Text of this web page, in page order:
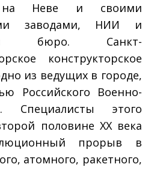
на Неве и своими
заводами, НИИ и
бюро. Санкт­
конструкторское
из ведущих в городе,
Российского Военно­
Специалисты этого
половине XX века
прорыв в
атомного, ракетного,